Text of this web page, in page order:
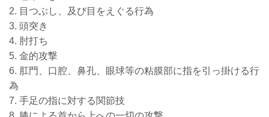
2. 目つぶし、及び目をえぐる行為
3. 頭突き
4. 肘打ち
5. 金的攻撃
6. 肛門、口腔、鼻孔、眼球等の粘膜部に指を引っ掛ける行
為
7. 手足の指に対する関節技